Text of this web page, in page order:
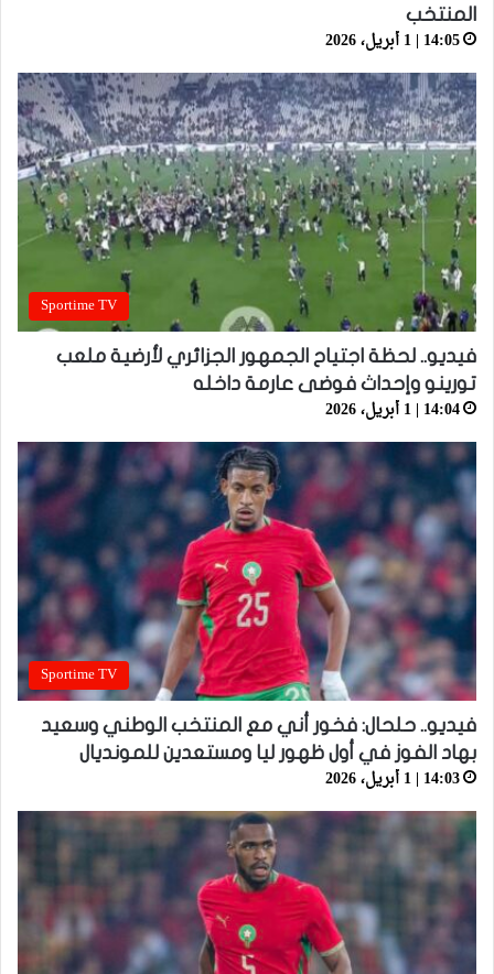
المنتخب
14:05 | 1 أبريل، 2026
Sportime TV
فيديو.. لحظة اجتياح الجمهور الجزائري لأرضية ملعب
تورينو وإحداث فوضى عارمة داخله
14:04 | 1 أبريل، 2026
Sportime TV
فيديو.. حلحال: فخور أني مع المنتخب الوطني وسعيد
بهاد الفوز في أول ظهور ليا ومستعدين للمونديال
14:03 | 1 أبريل، 2026